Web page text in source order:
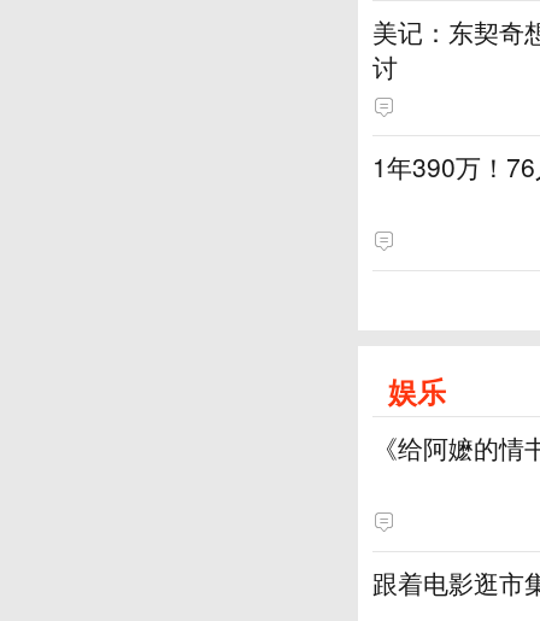
美记：东契奇
讨
1年390万！
娱乐
《给阿嬷的
跟着电影逛市